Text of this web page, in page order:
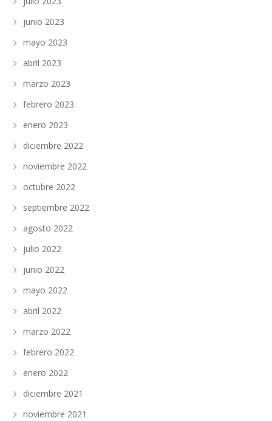
junio 2023
mayo 2023
abril 2023
marzo 2023
febrero 2023
enero 2023
diciembre 2022
noviembre 2022
octubre 2022
septiembre 2022
agosto 2022
julio 2022
junio 2022
mayo 2022
abril 2022
marzo 2022
febrero 2022
enero 2022
diciembre 2021
noviembre 2021